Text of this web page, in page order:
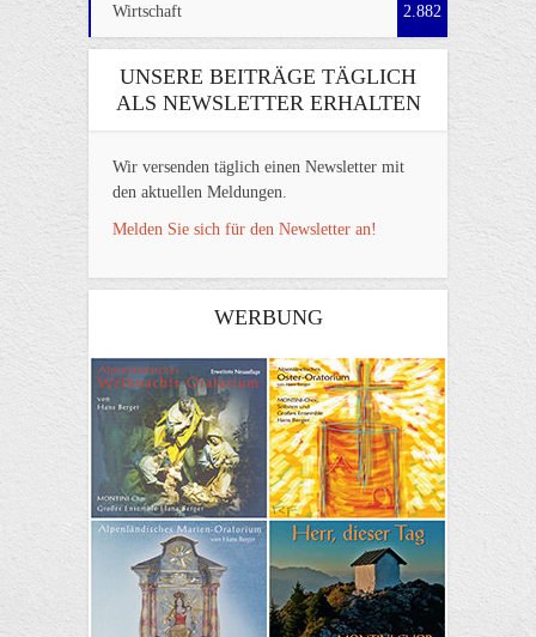
Wirtschaft 2.882
UNSERE BEITRÄGE TÄGLICH
ALS NEWSLETTER ERHALTEN
Wir versenden täglich einen Newsletter mit
den aktuellen Meldungen.
Melden Sie sich für den Newsletter an!
WERBUNG